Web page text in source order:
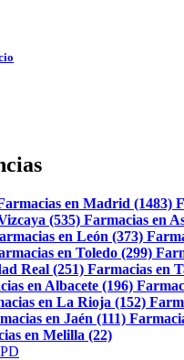
en Madrid (1483)
(535) Farmacias en
en León (373)
en Toledo (299)
Real (251) Farmacias en
en Albacete (196)
en La Rioja (152)
en Jaén (111)
en Melilla (22)